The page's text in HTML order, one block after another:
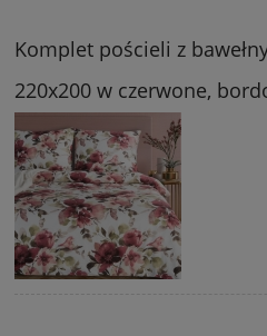
Komplet pościeli z
220x200 w czerwone,